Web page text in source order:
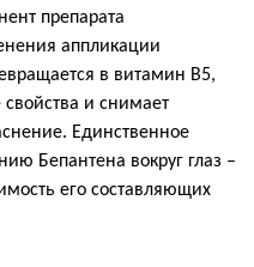
препарата
аппликации
в витамин B5,
и снимает
Единственное
Бепантена вокруг глаз –
его составляющих